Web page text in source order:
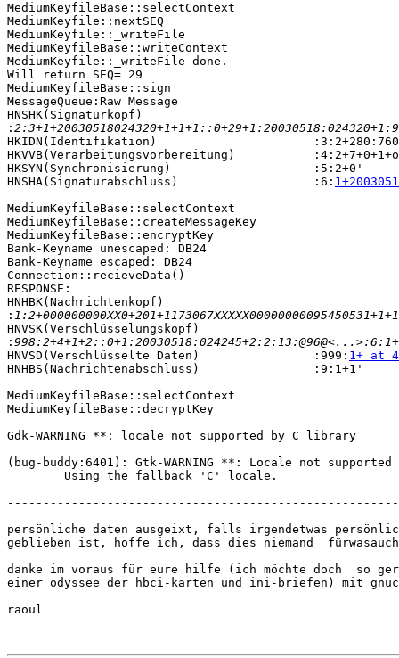
MediumKeyfileBase::selectContext
MediumKeyfile::nextSEQ
MediumKeyfile::_writeFile
MediumKeyfileBase::writeContext
MediumKeyfile::_writeFile done.
Will return SEQ= 29
MediumKeyfileBase::sign
MessageQueue:Raw Message
HNSHK(Signaturkopf)
:
HKIDN(Identifikation)
HKVVB(Verarbeitungsvorbereitung)
HKSYN(Synchronisierung)                    :5:2+0'
HNSHA(Signaturabschluss)                   :6:
MediumKeyfileBase::selectContext
MediumKeyfileBase::createMessageKey
MediumKeyfileBase::encryptKey
Bank-Keyname unescaped: DB24
Bank-Keyname escaped: DB24
Connection::recieveData()
RESPONSE:
HNHBK(Nachrichtenkopf)
:
HNVSK(Verschlüsselungskopf)
:
HNVSD(Verschlüsselte Daten)                :999: 1+ at
HNHBS(Nachrichtenabschluss)                :9:1+1'
MediumKeyfileBase::selectContext
MediumKeyfileBase::decryptKey
Gdk-WARNING **: locale not supported by C library
(bug-buddy:6401): Gtk-WARNING **: Locale not
        Using the fallback 'C' locale.
persönliche daten ausgeixt, falls irgendetwas
geblieben ist, hoffe ich, dass dies niemand
danke im voraus für eure hilfe (ich möchte doch  so
einer odyssee der hbci-karten und ini-briefen) mit
raoul